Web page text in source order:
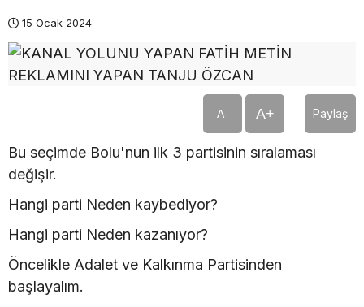
15 Ocak 2024
A- A+ Paylaş
Bu seçimde Bolu'nun ilk 3 partisinin sıralaması
değişir.
Hangi parti Neden kaybediyor?
Hangi parti Neden kazanıyor?
Öncelikle Adalet ve Kalkınma Partisinden
başlayalım.